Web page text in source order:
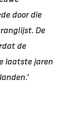
door die
De
de
laatste jaren
’